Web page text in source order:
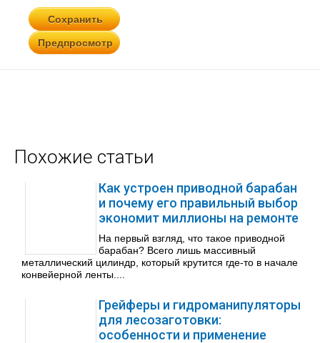
Похожие статьи
Как устроен приводной барабан
и почему его правильный выбор
экономит миллионы на ремонте
На первый взгляд, что такое приводной
барабан? Всего лишь массивный
металлический цилиндр, который крутится где-то в начале
конвейерной ленты....
Грейферы и гидроманипуляторы
для лесозаготовки:
особенности и применение